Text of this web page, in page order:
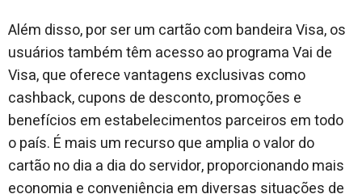
Além disso, por ser um cartão com bandeira Visa, os
usuários também têm acesso ao programa Vai de
Visa, que oferece vantagens exclusivas como
cashback, cupons de desconto, promoções e
benefícios em estabelecimentos parceiros em todo
o país. É mais um recurso que amplia o valor do
cartão no dia a dia do servidor, proporcionando mais
economia e conveniência em diversas situações de